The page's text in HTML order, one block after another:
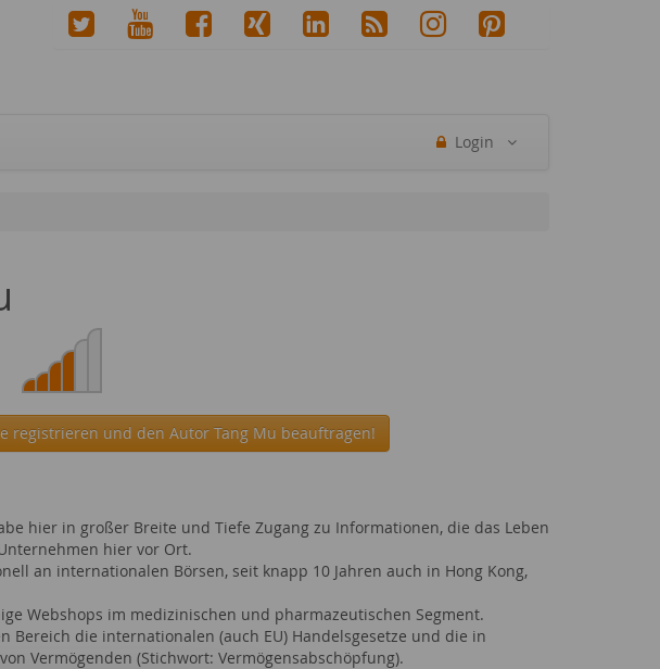
Login
registrieren und den Autor Tang Mu beauftragen!
hier in großer Breite und Tiefe Zugang zu Informationen, die das Leben
hier vor Ort.
an internationalen Börsen, seit knapp 10 Jahren auch in Hong Kong,
Webshops im medizinischen und pharmazeutischen Segment.
die internationalen (auch EU) Handelsgesetze und die in
Vermögenden (Stichwort: Vermögensabschöpfung).